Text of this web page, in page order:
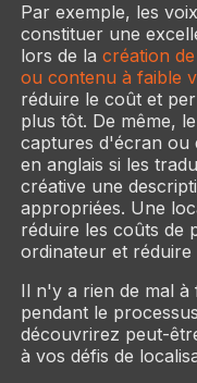
Par exemple, les
constituer une
lors de la création
ou contenu à faible
réduire le coût et
plus tôt. De même,
captures d'écran ou
en anglais si les
créative une
appropriées. Une
réduire les coûts de
ordinateur et réduire
Il n'y a rien de mal à
pendant le
découvrirez peut-
à vos défis de